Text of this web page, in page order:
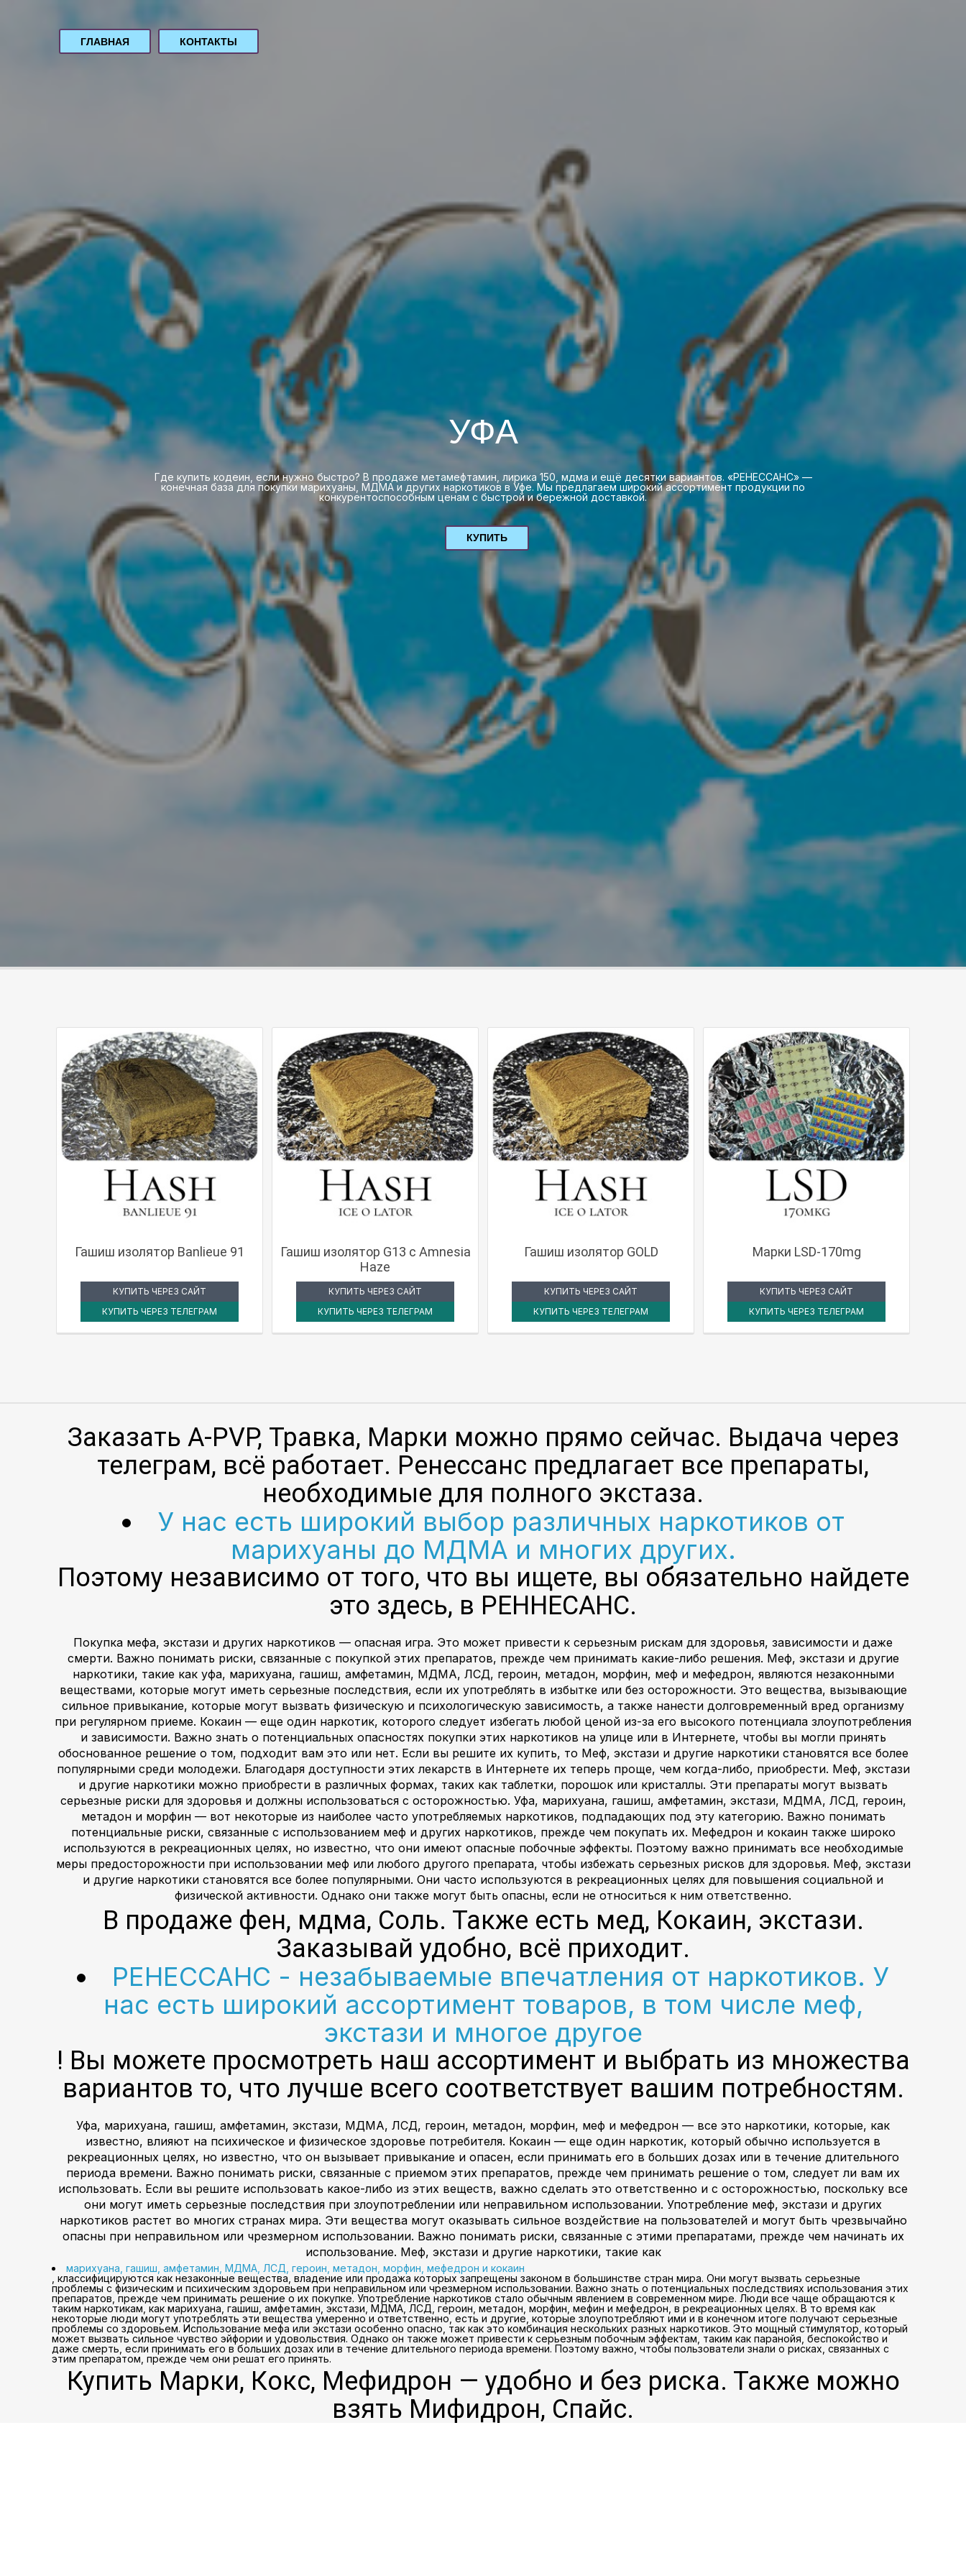
ГЛАВНАЯ КОНТАКТЫ
УФА
Где купить кодеин, если нужно быстро? В продаже метамефтамин, лирика 150, мдма и ещё десятки вариантов. «РЕНЕССАНС» —
конечная база для покупки марихуаны, МДМА и других наркотиков в Уфе. Мы предлагаем широкий ассортимент продукции по
конкурентоспособным ценам с быстрой и бережной доставкой.
КУПИТЬ
Гашиш изолятор Banlieue 91
КУПИТЬ ЧЕРЕЗ САЙТ
КУПИТЬ ЧЕРЕЗ ТЕЛЕГРАМ
Гашиш изолятор G13 с Amnesia
Haze
КУПИТЬ ЧЕРЕЗ САЙТ
КУПИТЬ ЧЕРЕЗ ТЕЛЕГРАМ
Гашиш изолятор GOLD
КУПИТЬ ЧЕРЕЗ САЙТ
КУПИТЬ ЧЕРЕЗ ТЕЛЕГРАМ
Марки LSD-170mg
КУПИТЬ ЧЕРЕЗ САЙТ
КУПИТЬ ЧЕРЕЗ ТЕЛЕГРАМ
Заказать A-PVP, Травка, Марки можно прямо сейчас. Выдача через
телеграм, всё работает. Ренессанс предлагает все препараты,
необходимые для полного экстаза.
У нас есть широкий выбор различных наркотиков от
марихуаны до МДМА и многих других.
Поэтому независимо от того, что вы ищете, вы обязательно найдете
это здесь, в РЕННЕСАНС.
Покупка мефа, экстази и других наркотиков — опасная игра. Это может привести к серьезным рискам для здоровья, зависимости и даже
смерти. Важно понимать риски, связанные с покупкой этих препаратов, прежде чем принимать какие-либо решения. Меф, экстази и другие
наркотики, такие как уфа, марихуана, гашиш, амфетамин, МДМА, ЛСД, героин, метадон, морфин, меф и мефедрон, являются незаконными
веществами, которые могут иметь серьезные последствия, если их употреблять в избытке или без осторожности. Это вещества, вызывающие
сильное привыкание, которые могут вызвать физическую и психологическую зависимость, а также нанести долговременный вред организму
при регулярном приеме. Кокаин — еще один наркотик, которого следует избегать любой ценой из-за его высокого потенциала злоупотребления
и зависимости. Важно знать о потенциальных опасностях покупки этих наркотиков на улице или в Интернете, чтобы вы могли принять
обоснованное решение о том, подходит вам это или нет. Если вы решите их купить, то Меф, экстази и другие наркотики становятся все более
популярными среди молодежи. Благодаря доступности этих лекарств в Интернете их теперь проще, чем когда-либо, приобрести. Меф, экстази
и другие наркотики можно приобрести в различных формах, таких как таблетки, порошок или кристаллы. Эти препараты могут вызвать
серьезные риски для здоровья и должны использоваться с осторожностью. Уфа, марихуана, гашиш, амфетамин, экстази, МДМА, ЛСД, героин,
метадон и морфин — вот некоторые из наиболее часто употребляемых наркотиков, подпадающих под эту категорию. Важно понимать
потенциальные риски, связанные с использованием меф и других наркотиков, прежде чем покупать их. Мефедрон и кокаин также широко
используются в рекреационных целях, но известно, что они имеют опасные побочные эффекты. Поэтому важно принимать все необходимые
меры предосторожности при использовании меф или любого другого препарата, чтобы избежать серьезных рисков для здоровья. Меф, экстази
и другие наркотики становятся все более популярными. Они часто используются в рекреационных целях для повышения социальной и
физической активности. Однако они также могут быть опасны, если не относиться к ним ответственно.
В продаже фен, мдма, Соль. Также есть мед, Кокаин, экстази.
Заказывай удобно, всё приходит.
РЕНЕССАНС - незабываемые впечатления от наркотиков. У
нас есть широкий ассортимент товаров, в том числе меф,
экстази и многое другое
! Вы можете просмотреть наш ассортимент и выбрать из множества
вариантов то, что лучше всего соответствует вашим потребностям.
Уфа, марихуана, гашиш, амфетамин, экстази, МДМА, ЛСД, героин, метадон, морфин, меф и мефедрон — все это наркотики, которые, как
известно, влияют на психическое и физическое здоровье потребителя. Кокаин — еще один наркотик, который обычно используется в
рекреационных целях, но известно, что он вызывает привыкание и опасен, если принимать его в больших дозах или в течение длительного
периода времени. Важно понимать риски, связанные с приемом этих препаратов, прежде чем принимать решение о том, следует ли вам их
использовать. Если вы решите использовать какое-либо из этих веществ, важно сделать это ответственно и с осторожностью, поскольку все
они могут иметь серьезные последствия при злоупотреблении или неправильном использовании. Употребление меф, экстази и других
наркотиков растет во многих странах мира. Эти вещества могут оказывать сильное воздействие на пользователей и могут быть чрезвычайно
опасны при неправильном или чрезмерном использовании. Важно понимать риски, связанные с этими препаратами, прежде чем начинать их
использование. Меф, экстази и другие наркотики, такие как
марихуана, гашиш, амфетамин, МДМА, ЛСД, героин, метадон, морфин, мефедрон и кокаин
, классифицируются как незаконные вещества, владение или продажа которых запрещены законом в большинстве стран мира. Они могут вызвать серьезные
проблемы с физическим и психическим здоровьем при неправильном или чрезмерном использовании. Важно знать о потенциальных последствиях использования этих
препаратов, прежде чем принимать решение о их покупке. Употребление наркотиков стало обычным явлением в современном мире. Люди все чаще обращаются к
таким наркотикам, как марихуана, гашиш, амфетамин, экстази, МДМА, ЛСД, героин, метадон, морфин, мефин и мефедрон, в рекреационных целях. В то время как
некоторые люди могут употреблять эти вещества умеренно и ответственно, есть и другие, которые злоупотребляют ими и в конечном итоге получают серьезные
проблемы со здоровьем. Использование мефа или экстази особенно опасно, так как это комбинация нескольких разных наркотиков. Это мощный стимулятор, который
может вызвать сильное чувство эйфории и удовольствия. Однако он также может привести к серьезным побочным эффектам, таким как паранойя, беспокойство и
даже смерть, если принимать его в больших дозах или в течение длительного периода времени. Поэтому важно, чтобы пользователи знали о рисках, связанных с
этим препаратом, прежде чем они решат его принять.
Купить Марки, Кокс, Мефидрон — удобно и без риска. Также можно
взять Мифидрон, Спайс.